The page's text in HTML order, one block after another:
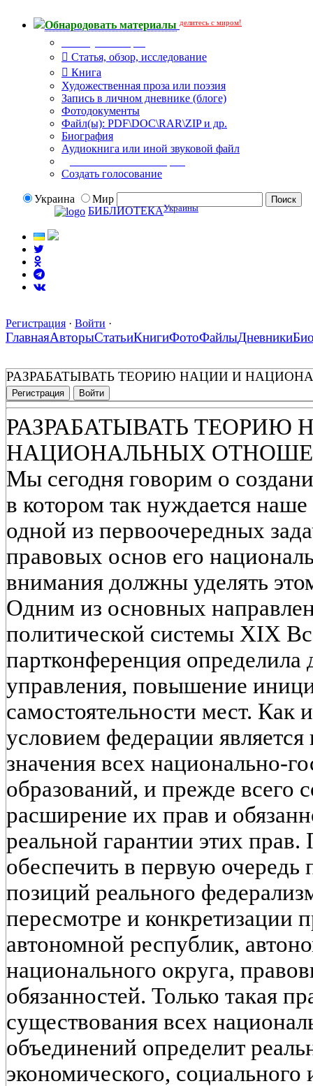
Обнародовать материалы делитесь с миром!
Статья, обзор, исследование
Книга
Художественная проза или поэзия
Запись в личном дневнике (блоге)
Фотодокументы
Файл(ы): PDF\DOC\RAR\ZIP и др.
Биография
Аудиокнига или иной звуковой файл
Создать голосование
Украина
Мир
БИБЛИОТЕКАУкраины
Регистрация · Войти ·
ГлавнаяАвторыСтатьиКнигиФотоФайлыДневники
РАЗРАБАТЫВАТЬ ТЕОРИЮ НАЦИИ И
Регистрация Войти
РАЗРАБАТЫВАТЬ ТЕОРИЮ
НАЦИОНАЛЬНЫХ
Мы сегодня говорим о
в котором так нуждается
одной из первоочередных
правовых основ его
внимания должны уделять
Одним из основных
политической системы XIX
партконференция определила
управления, повышение
самостоятельности мест. Как
условием федерации
значения всех национально-
образований, и прежде всего
расширение их прав и
реальной гарантии этих
обеспечить в первую очередь
позиций реального
пересмотре и конкретизации
автономной республик,
национального округа,
обязанностей. Только такая
существования всех
объединений определит
экономического, социального